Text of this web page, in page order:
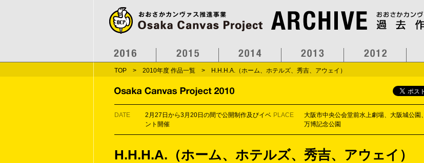
TOP > 2010年度 作品一覧 > H.H.H.A.（ホーム、ホテルズ、秀吉、アウェイ）
DATE
2月27日から3月20日の間で公開制作及びイベ
ント開催
PLACE
大阪市中央公会堂前水上劇場、大阪城公園、
万博記念公園
H.H.H.A.（ホーム、ホテルズ、秀吉、アウェイ）